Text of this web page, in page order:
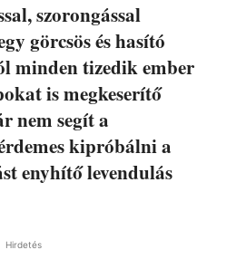
szorongással
görcsös és hasító
minden tizedik ember
is megkeserítő
nem segít a
kipróbálni a
enyhítő levendulás
Hirdetés